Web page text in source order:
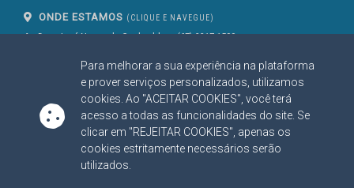
Para melhorar a sua experiência na plataforma
e prover serviços personalizados, utilizamos
cookies. Ao "ACEITAR COOKIES", você terá
acesso a todas as funcionalidades do site. Se
clicar em "REJEITAR COOKIES", apenas os
cookies estritamente necessários serão
utilizados.
ONDE ESTAMOS (CLIQUE E NAVEGUE)
Av. Des. José Nunes da Cunha, bloco
Campo Grande/MS
CEP: 79031-310
(67) 3317-1500
SIGA NOSSAS REDES SOCIAIS
Linked InYoutube
Facebook
X